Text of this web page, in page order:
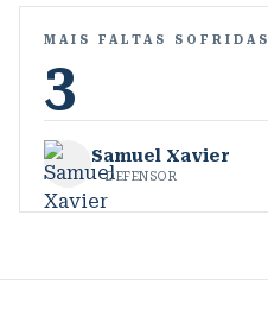
MAIS FALTAS SOFRIDAS
3
Samuel Xavier
DEFENSOR